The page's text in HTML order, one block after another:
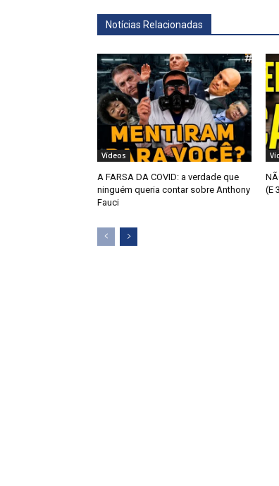
Notícias Relacionadas
Vídeos
A FARSA DA COVID: a verdade que
ninguém queria contar sobre Anthony
Fauci
(E